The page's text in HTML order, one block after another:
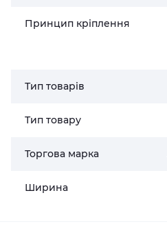
Принцип кріплення
Тип товарів
Тип товару
Торгова марка
Ширина